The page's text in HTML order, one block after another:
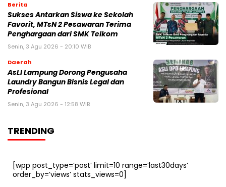
Berita
Sukses Antarkan Siswa ke Sekolah
Favorit, MTsN 2 Pesawaran Terima
Penghargaan dari SMK Telkom
Senin, 3 Agu 2026 - 20:10 WIB
Daerah
AsLI Lampung Dorong Pengusaha
Laundry Bangun Bisnis Legal dan
Profesional
Senin, 3 Agu 2026 - 12:58 WIB
TRENDING
[wpp post_type=’post’ limit=10 range=’last30days’
order_by=’views’ stats_views=0]